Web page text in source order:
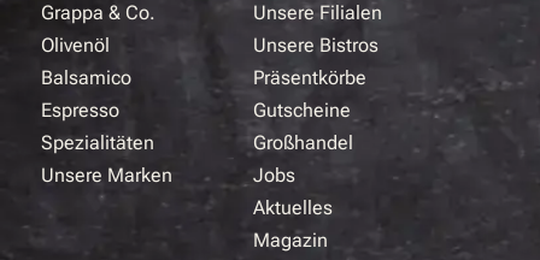
Grappa & Co.
Olivenöl
Balsamico
Espresso
Spezialitäten
Unsere Marken
Unsere Filialen
Unsere Bistros
Präsentkörbe
Gutscheine
Großhandel
Jobs
Aktuelles
Magazin